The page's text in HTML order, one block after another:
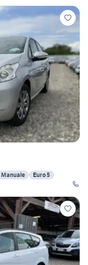
Manuale
Euro 5